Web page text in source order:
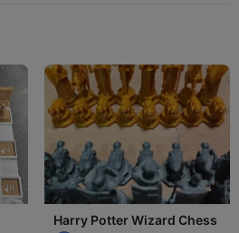
Harry Potter Wizard Chess